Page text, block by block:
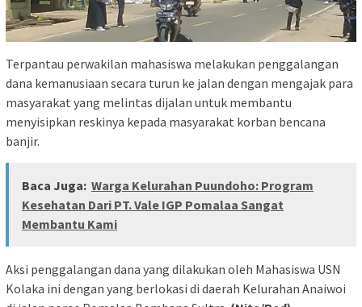
Terpantau perwakilan mahasiswa melakukan penggalangan
dana kemanusiaan secara turun ke jalan dengan mengajak para
masyarakat yang melintas dijalan untuk membantu
menyisipkan reskinya kepada masyarakat korban bencana
banjir.
Baca Juga: Warga Kelurahan Puundoho: Program
Kesehatan Dari PT. Vale IGP Pomalaa Sangat
Membantu Kami
Aksi penggalangan dana yang dilakukan oleh Mahasiswa USN
Kolaka ini dengan yang berlokasi di daerah Kelurahan Anaiwoi